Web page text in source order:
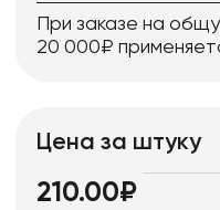
При заказе на
20 000₽
Цена за штуку
210.00₽